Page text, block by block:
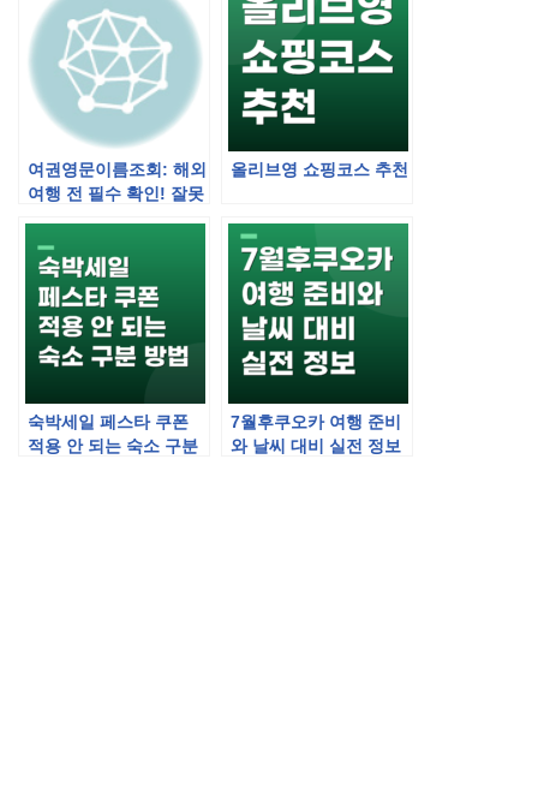
여권영문이름조회: 해외
여행 전 필수 확인! 잘못
로 이어질 수 있습니다
올리브영 쇼핑코스 추천
숙박세일 페스타 쿠폰
적용 안 되는 숙소 구분
7월후쿠오카 여행 준비
와 날씨 대비 실전 정보